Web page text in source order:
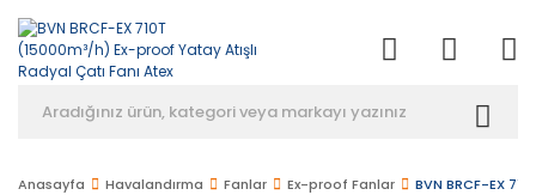
Anasayfa Havalandırma Fanlar Ex-proof Fanlar BVN BRCF-EX